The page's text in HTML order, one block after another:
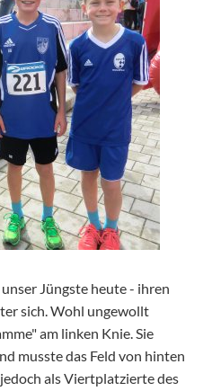
Jüngste heute - ihren
sich. Wohl ungewollt
am linken Knie. Sie
musste das Feld von hinten
als Viertplatzierte des